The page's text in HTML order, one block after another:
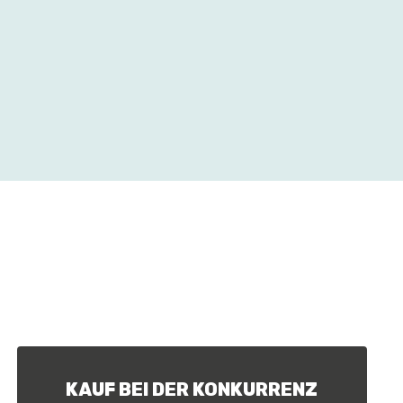
KAUF BEI DER KONKURRENZ